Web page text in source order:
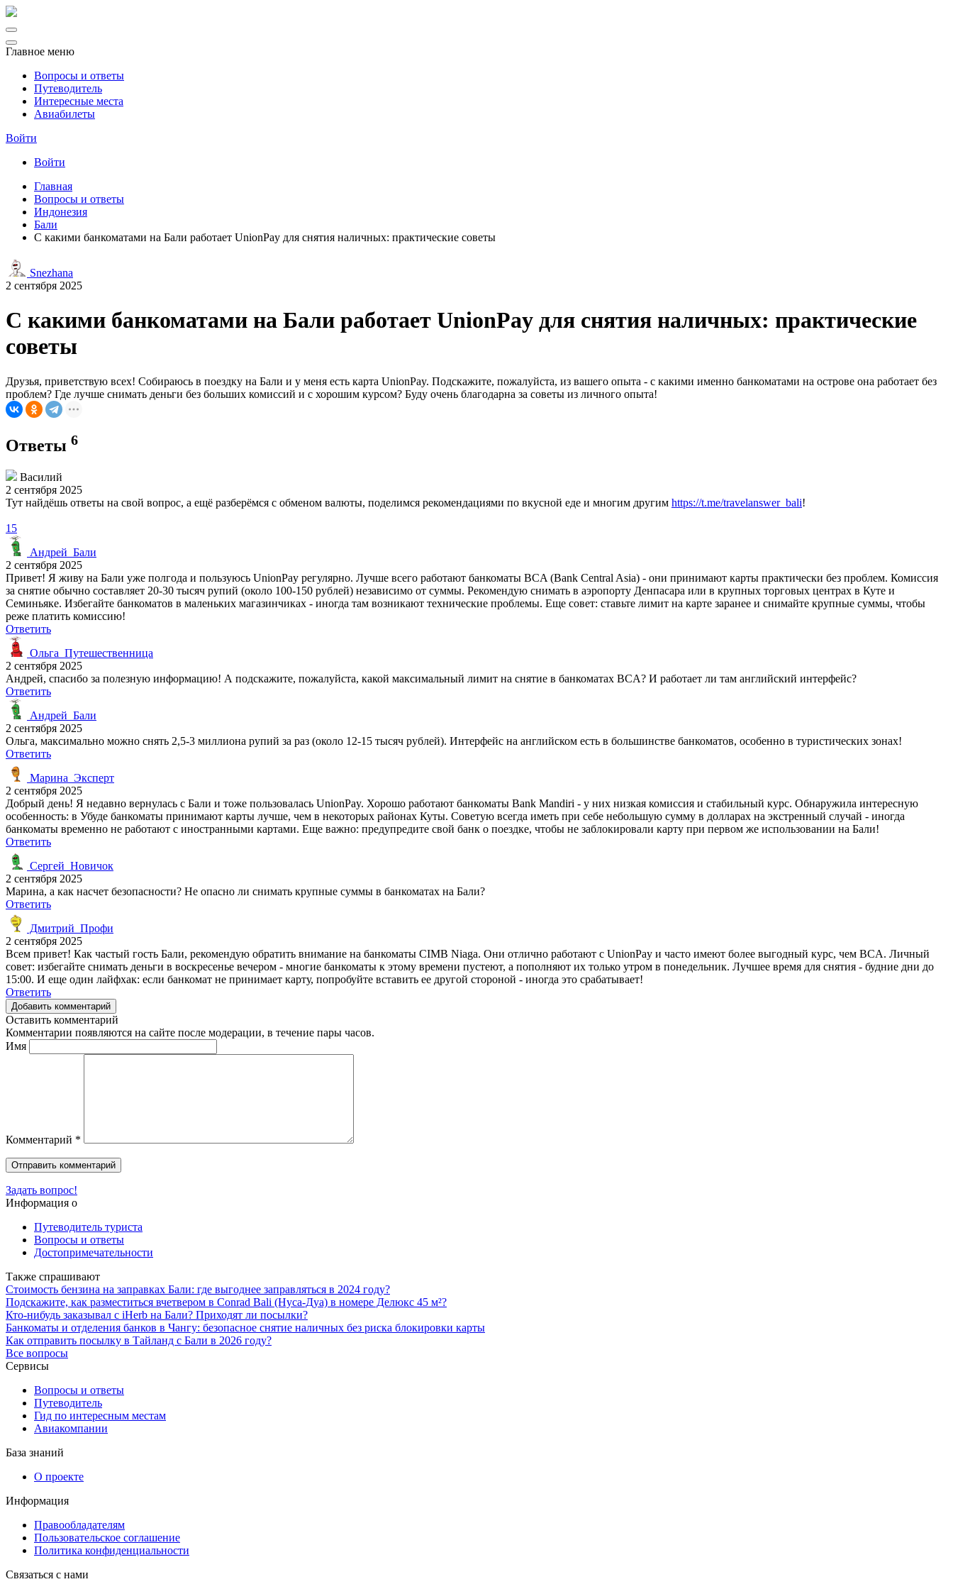
Главное меню
Вопросы и ответы
Путеводитель
Интересные места
Авиабилеты
Войти
Войти
Главная
Вопросы и ответы
Индонезия
Бали
С какими банкоматами на Бали работает UnionPay для снятия наличных: практические советы
Snezhana
2 сентября 2025
С какими банкоматами на Бали работает UnionPay для снятия наличных: практические
советы
Друзья, приветствую всех! Собираюсь в поездку на Бали и у меня есть карта UnionPay. Подскажите, пожалуйста, из вашего опыта - с какими именно банкоматами на острове она работает без
проблем? Где лучше снимать деньги без больших комиссий и с хорошим курсом? Буду очень благодарна за советы из личного опыта!
Ответы 6
Василий
2 сентября 2025
Тут найдёшь ответы на свой вопрос, а ещё разберёмся с обменом валюты, поделимся рекомендациями по вкусной еде и многим другим https://t.me/travelanswer_bali!
15
Андрей_Бали
2 сентября 2025
Привет! Я живу на Бали уже полгода и пользуюсь UnionPay регулярно. Лучше всего работают банкоматы BCA (Bank Central Asia) - они принимают карты практически без проблем. Комиссия
за снятие обычно составляет 20-30 тысяч рупий (около 100-150 рублей) независимо от суммы. Рекомендую снимать в аэропорту Денпасара или в крупных торговых центрах в Куте и
Семиньяке. Избегайте банкоматов в маленьких магазинчиках - иногда там возникают технические проблемы. Еще совет: ставьте лимит на карте заранее и снимайте крупные суммы, чтобы
реже платить комиссию!
Ответить
Ольга_Путешественница
2 сентября 2025
Андрей, спасибо за полезную информацию! А подскажите, пожалуйста, какой максимальный лимит на снятие в банкоматах BCA? И работает ли там английский интерфейс?
Ответить
Андрей_Бали
2 сентября 2025
Ольга, максимально можно снять 2,5-3 миллиона рупий за раз (около 12-15 тысяч рублей). Интерфейс на английском есть в большинстве банкоматов, особенно в туристических зонах!
Ответить
Марина_Эксперт
2 сентября 2025
Добрый день! Я недавно вернулась с Бали и тоже пользовалась UnionPay. Хорошо работают банкоматы Bank Mandiri - у них низкая комиссия и стабильный курс. Обнаружила интересную
особенность: в Убуде банкоматы принимают карты лучше, чем в некоторых районах Куты. Советую всегда иметь при себе небольшую сумму в долларах на экстренный случай - иногда
банкоматы временно не работают с иностранными картами. Еще важно: предупредите свой банк о поездке, чтобы не заблокировали карту при первом же использовании на Бали!
Ответить
Сергей_Новичок
2 сентября 2025
Марина, а как насчет безопасности? Не опасно ли снимать крупные суммы в банкоматах на Бали?
Ответить
Дмитрий_Профи
2 сентября 2025
Всем привет! Как частый гость Бали, рекомендую обратить внимание на банкоматы CIMB Niaga. Они отлично работают с UnionPay и часто имеют более выгодный курс, чем BCA. Личный
совет: избегайте снимать деньги в воскресенье вечером - многие банкоматы к этому времени пустеют, а пополняют их только утром в понедельник. Лучшее время для снятия - будние дни до
15:00. И еще один лайфхак: если банкомат не принимает карту, попробуйте вставить ее другой стороной - иногда это срабатывает!
Ответить
Добавить комментарий
Оставить комментарий
Комментарии появляются на сайте после модерации, в течение пары часов.
Имя
Комментарий *
Задать вопрос!
Информация о
Путеводитель туриста
Вопросы и ответы
Достопримечательности
Также спрашивают
Стоимость бензина на заправках Бали: где выгоднее заправляться в 2024 году?
Подскажите, как разместиться вчетвером в Conrad Bali (Нуса-Дуа) в номере Делюкс 45 м²?
Кто-нибудь заказывал с iHerb на Бали? Приходят ли посылки?
Банкоматы и отделения банков в Чангу: безопасное снятие наличных без риска блокировки карты
Как отправить посылку в Тайланд с Бали в 2026 году?
Все вопросы
Сервисы
Вопросы и ответы
Путеводитель
Гид по интересным местам
Авиакомпании
База знаний
О проекте
Информация
Правообладателям
Пользовательское соглашение
Политика конфиденциальности
Связаться с нами